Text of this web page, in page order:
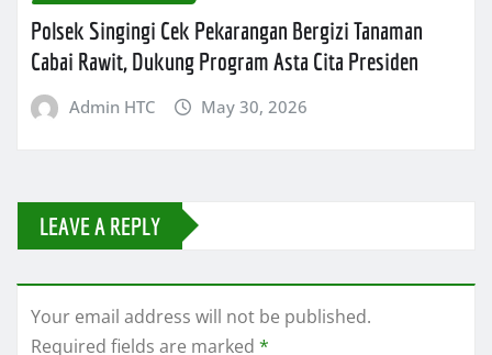
Polsek Singingi Cek Pekarangan Bergizi Tanaman
Cabai Rawit, Dukung Program Asta Cita Presiden
Admin HTC May 30, 2026
LEAVE A REPLY
Your email address will not be published.
Required fields are marked *